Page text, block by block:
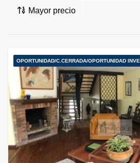
Mayor precio
OPORTUNIDAD/C.CERRADA/OPORTUNIDAD